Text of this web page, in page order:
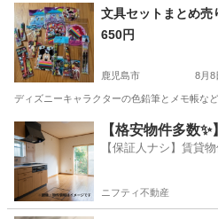
鹿児島 鹿児島市 その他 オムツ
文具セットまとめ売
650円
鹿児島市 8月8
ディズニーキャラクターの色鉛筆とメモ帳な
鹿児島 鹿児島市 生活雑貨 色鉛筆
【格安物件多数
【保証人ナシ】賃貸
ニフティ不動産